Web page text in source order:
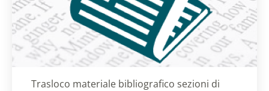
Titolo card:
Trasloco materiale bibliografico sezioni di